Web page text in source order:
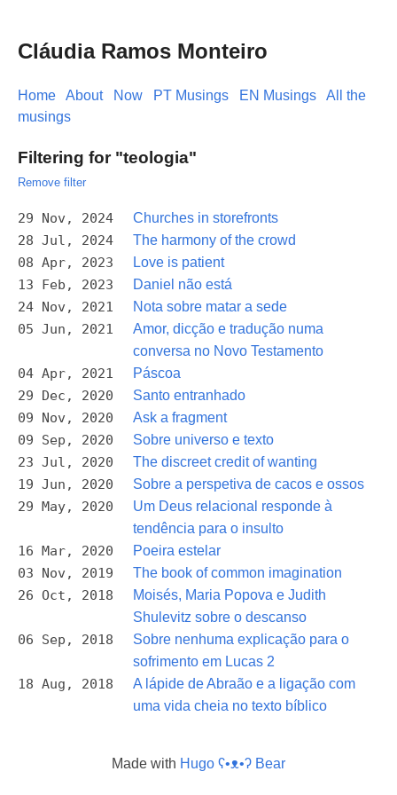
Cláudia Ramos Monteiro
Home About Now PT Musings EN Musings
All the
musings
Filtering for "teologia"
Remove filter
29 Nov, 2024 Churches in storefronts
28 Jul, 2024 The harmony of the crowd
08 Apr, 2023 Love is patient
13 Feb, 2023 Daniel não está
24 Nov, 2021 Nota sobre matar a sede
05 Jun, 2021
Amor, dicção e tradução numa
conversa no Novo Testamento
04 Apr, 2021 Páscoa
29 Dec, 2020 Santo entranhado
09 Nov, 2020 Ask a fragment
09 Sep, 2020 Sobre universo e texto
23 Jul, 2020 The discreet credit of wanting
19 Jun, 2020 Sobre a perspetiva de cacos e ossos
29 May, 2020
Um Deus relacional responde à
tendência para o insulto
16 Mar, 2020 Poeira estelar
03 Nov, 2019 The book of common imagination
26 Oct, 2018
Moisés, Maria Popova e Judith
Shulevitz sobre o descanso
06 Sep, 2018
Sobre nenhuma explicação para o
sofrimento em Lucas 2
18 Aug, 2018
A lápide de Abraão e a ligação com
uma vida cheia no texto bíblico
Made with Hugo ʕ•ᴥ•ʔ Bear